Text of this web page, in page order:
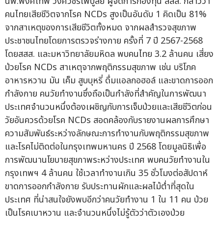
คนไทยเสียชีวิตจากโรค NCDs สูงเป็นอันดับ 1 คิดเป็น 81%
จากสาเหตุของการเสียชีวิตทั้งหมด จากผลสำรวจสุขภาพ
ประชาชนไทยโดยการตรวจร่างกาย ครั้งที่ 7 ปี 2567-2568
โดยสสส. และมหาวิทยาลัยมหิดล พบคนไทย 3.2 ล้านคน เสี่ยง
ป่วยโรค NCDs สาเหตุจากพฤติกรรมสุขภาพ เช่น บริโภค
อาหารหวาน มัน เค็ม สูบบุหรี่ ดื่มแอลกอฮอล์ และขาดการออก
กำลังกาย คนวัยทำงานซึ่งถือเป็นกำลังที่สำคัญในการพัฒนา
ประเทศจำนวนหนึ่งต้องเผชิญกับการเจ็บป่วยและเสียชีวิตก่อน
วัยอันควรด้วยโรค NCDs สอดคล้องกับรายงานผลการศึกษา
ความสัมพันธ์ระหว่างลักษณะการทำงานกับพฤติกรรมสุขภาพ
และโรคไม่ติดต่อในกรุงเทพมหานคร ปี 2568 โดยมูลนิธิเพื่อ
การพัฒนานโยบายสุขภาพระหว่างประเทศ พบคนวัยทำงานใน
กรุงเทพฯ 4 ล้านคน ใช้เวลาทำงานเกิน 35 ชั่วโมงต่อสัปดาห์
ขาดการออกกำลังกาย รับประทานผักและผลไม้ต่ำที่สุดใน
ประเทศ ที่น่าสนใจยังพบอีกว่าคนวัยทำงาน 1 ใน 11 คน ป่วย
เป็นโรคเบาหวาน และจำนวนหนึ่งไม่รู้ตัวว่าตัวเองป่วย